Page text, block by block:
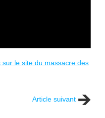
Article suivant